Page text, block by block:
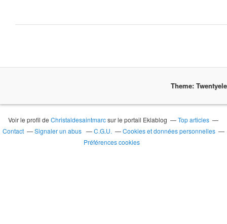
Theme:
Voir le profil deChristaldesaintmarcsur le portail Eklablog
Top articles
Contact
Signaler un abus C.G.U.
Cookies et données personnelles
Préférences cookies